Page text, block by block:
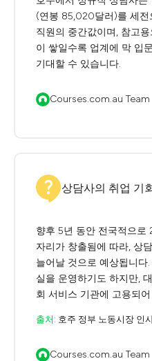
(연봉 85,020달러)를 세전
직원의 중간값이며, 참고
이 쌓일수록 업계에 막 입
기대할 수 있습니다.
Courses.com.au Team
상담사의 취업 기
향후 5년 동안 전국적으
자리가 창출됨에 따라, 상
늘어날 것으로 예상됩니
실을 운영하기도 하지만,
회 서비스 기관에 고용되
출처: 호주 정부 노동시장 인
Courses.com.au Team